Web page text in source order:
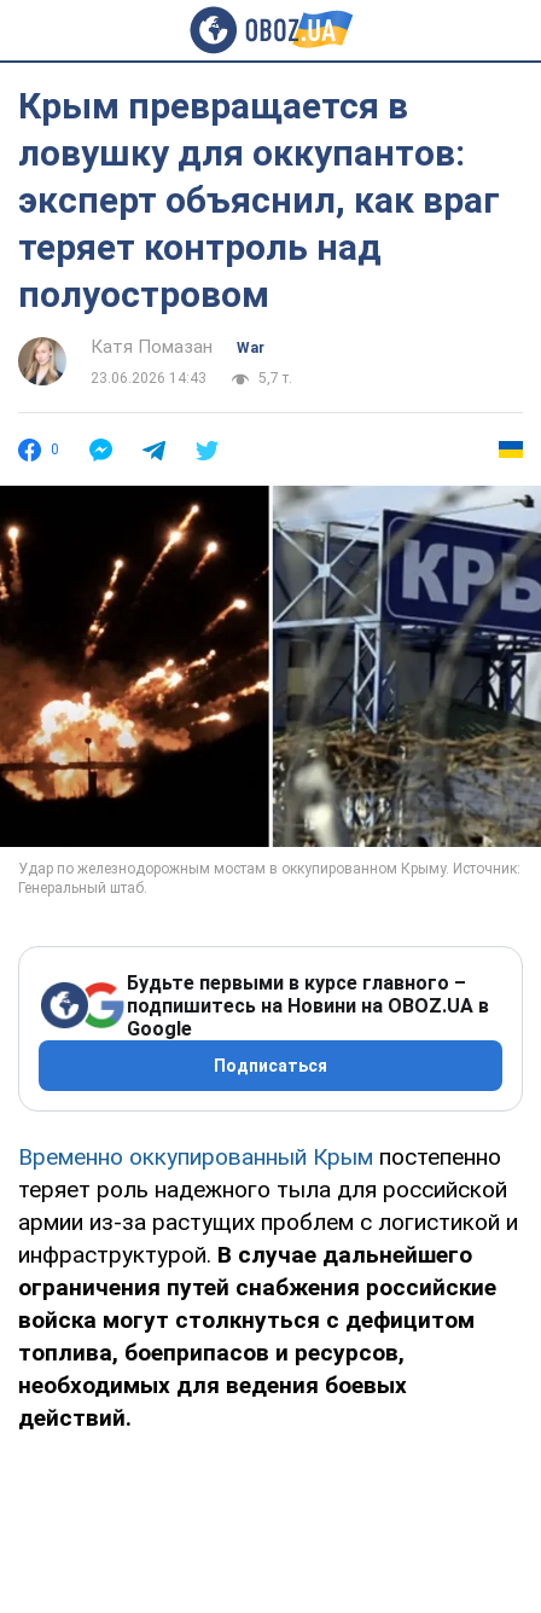
Крым превращается в
ловушку для оккупантов:
эксперт объяснил, как враг
теряет контроль над
полуостровом
Катя Помазан
War
23.06.2026 14:43
5,7 т.
0
Будьте первыми в курсе главного –
подпишитесь на Новини на OBOZ.UA в
Google
Подписаться
Временно оккупированный Крым постепенно
теряет роль надежного тыла для российской
армии из-за растущих проблем с логистикой и
инфраструктурой. В случае дальнейшего
ограничения путей снабжения российские
войска могут столкнуться с дефицитом
топлива, боеприпасов и ресурсов,
необходимых для ведения боевых
действий.